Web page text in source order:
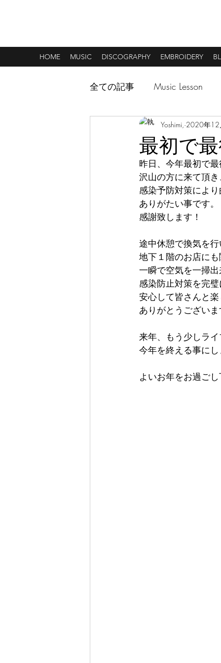
HOME MUSIC DISCOGRAPHY EMBROIDERY
全ての記事 Music Lesson
最初で
Yoshimi, 2020年12
昨日、今年最初で
沢山の方に来て頂
感染予防対策によ
ありがたい事です。
感謝致します！
途中休憩で換気を
地下１階のお店に
一瞬で空気を一掃
感染防止対策を完
安心して皆さんと
ありがとうござい
来年、もう少しラ
今年を終える事に
よいお年をお過ご